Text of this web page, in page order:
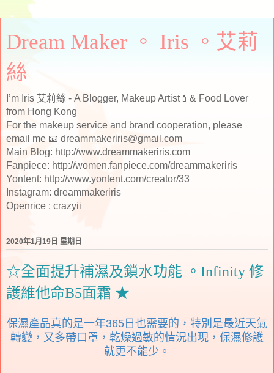
Dream Maker 。 Iris 。艾莉
絲
I’m Iris 艾莉絲 - A Blogger, Makeup Artist💄& Food Lover
from Hong Kong
For the makeup service and brand cooperation, please
email me 📧 dreammakeriris@gmail.com
Main Blog: http://www.dreammakeriris.com
Fanpiece: http://women.fanpiece.com/dreammakeriris
Yontent: http://www.yontent.com/creator/33
Instagram: dreammakeriris
Openrice : crazyii
2020年1月19日 星期日
☆全面提升補濕及鎖水功能 。Infinity 修
護維他命B5面霜 ★
保濕產品真的是一年365日也需要的，特別是最近天氣
轉變，又多帶口罩，乾燥過敏的情況出現，保濕修護
就更不能少。